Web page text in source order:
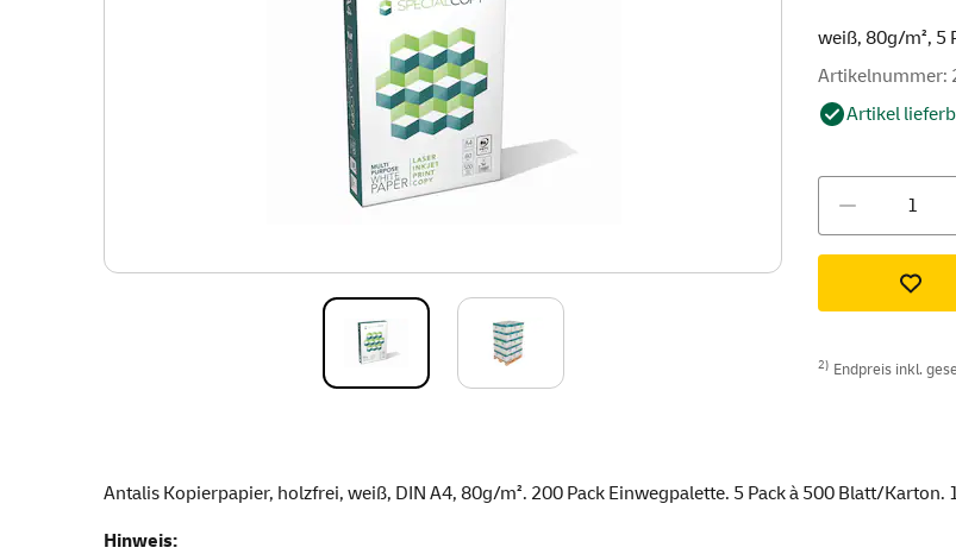
weiß, 80g/m², 5
Artikelnummer:
Artikel
2) Endpreis inkl.
Antalis Kopierpapier, holzfrei, weiß, DIN A4, 80g/m². 200 Pack Einwegpalette. 5 Pack à 500 Blatt/Karton.
Hinweis: